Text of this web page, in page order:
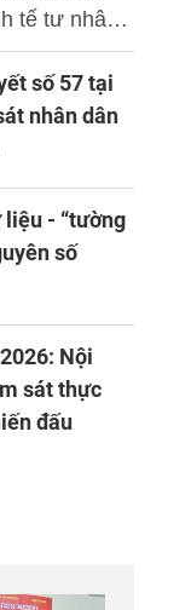
tế tư nhân
mới sáng
số 57 tại
nhân dân
liệu - “tường
số
Nội
sát thực
đấu